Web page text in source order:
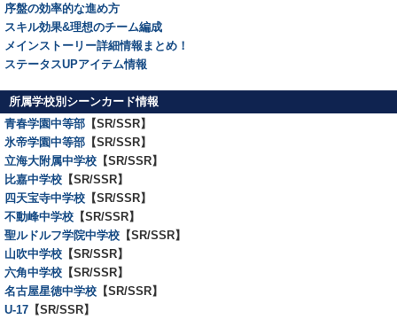
序盤の効率的な進め方
スキル効果&理想のチーム編成
メインストーリー詳細情報まとめ！
ステータスUPアイテム情報
所属学校別シーンカード情報
青春学園中等部 【SR/SSR】
氷帝学園中等部 【SR/SSR】
立海大附属中学校 【SR/SSR】
比嘉中学校 【SR/SSR】
四天宝寺中学校 【SR/SSR】
不動峰中学校 【SR/SSR】
聖ルドルフ学院中学校 【SR/SSR】
山吹中学校 【SR/SSR】
六角中学校 【SR/SSR】
名古屋星徳中学校 【SR/SSR】
U-17 【SR/SSR】